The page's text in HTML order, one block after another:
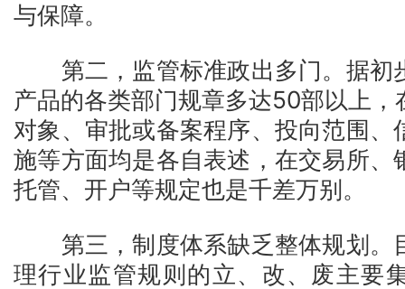
与保障。
第二，监管标准政出多门。据初
产品的各类部门规章多达50部以上，
对象、审批或备案程序、投向范围、
施等方面均是各自表述，在交易所、
托管、开户等规定也是千差万别。
第三，制度体系缺乏整体规划。
理行业监管规则的立、改、废主要